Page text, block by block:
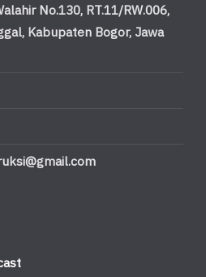
No.130, RT.11/RW.006,
Kabupaten Bogor, Jawa